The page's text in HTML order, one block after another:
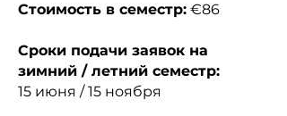
Стоимость в семестр: €86
Сроки подачи заявок на
зимний / летний семестр:
15 июня / 15 ноября